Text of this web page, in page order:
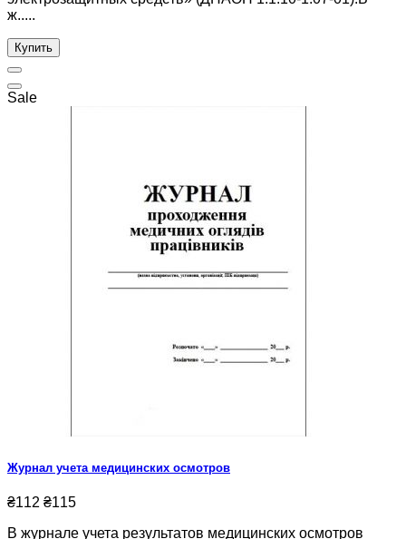
ж.....
Купить
Sale
Журнал учета медицинских осмотров
₴112 ₴115
В журнале учета результатов медицинских осмотров